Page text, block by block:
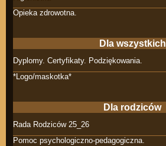
Opieka zdrowotna.
Dla wszystkich
Dyplomy. Certyfikaty. Podziękowania.
*Logo/maskotka*
Dla rodziców
Rada Rodziców 25_26
Pomoc psychologiczno-pedagogiczna.